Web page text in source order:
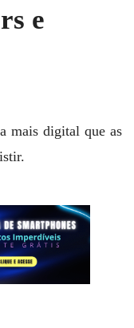
e
mais digital que as